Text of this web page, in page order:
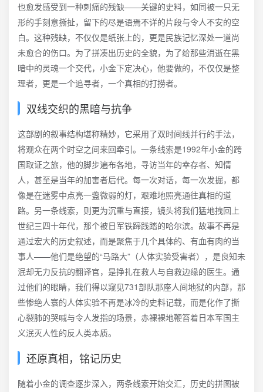
也愈发感受到一种刺痛的残缺——关键的史料，如同被一只无
形的手刻意撕扯，留下的尽是语焉不详的片段与令人不安的空
白。这种残缺，不仅仅是纸张上的，更是民族记忆深处一道尚
未愈合的伤口。为了拼凑出历史的全貌，为了给那些消逝在黑
暗中的灵魂一个交代，小金下定决心，他要做的，不仅仅是整
理者，更是一个追寻者，一个真相的打捞者。
双线交织的黑暗与抗争
这部剧的叙事结构堪称精妙，它采用了双时间线并行的手法，
将观众在两个时空之间来回牵引。一条线索是1992年小金的跨
国取证之旅，他的脚步遍布各地，寻访当年的幸存者、知情
人，甚至是当年的加害者后代。每一次对话，每一次发掘，都
像是在迷雾中点亮一盏微弱的灯，艰难地照亮通往真相的道
路。另一条线索，则更为沉重与直接，镜头将我们猛地拽回上
世纪三四十年代，那个被日军铁蹄践踏的哈尔滨。故事不再是
通过宏大的历史叙述，而是聚焦于几个具体的、有血有肉的当
事人——他们是绝望的“马路大”（人体实验受害者），是良知未
泯却无力反抗的翻译官，是挣扎在救人与自救边缘的医生。通
过他们的眼睛，我们得以窥见731部队那座人间地狱的内部，那
些惨绝人寰的人体实验不再是冰冷的史料记载，而是化作了撕
心裂肺的哭喊与令人发指的场景，赤裸裸地鞭笞着日本军国主
义泯灭人性的反人类本质。
还原真相，铭记历史
随着小金的调查逐步深入，两条线索开始交汇，历史的拼图被